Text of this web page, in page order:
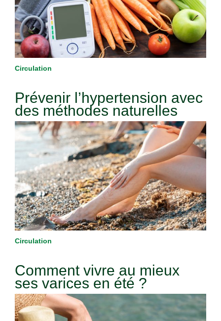
Circulation
Prévenir l’hypertension avec
des méthodes naturelles
Circulation
Comment vivre au mieux
ses varices en été ?